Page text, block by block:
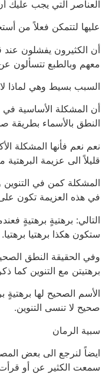
العناصر التي يجب عليك
عليها لتتمكن فعلاً من
أن الكثيرون يفشلون عند
معهم وبالطبع تتسألون
السبب بسيط وهي لماذا
أن المشكلة الأساسية
النطق بالأسماء بطريقة
نعم نعم فأنها المشكلة
قليلاً الى عزيمة البرهتية
المشكلة كمن في
في هذه العزيمة تكون على
التالي: برهتيةٍ برهتيةٍ
ستكون هكذا برهتيا برهتيا.
وفي الحقيقة النطق
برهتيتن مع التنوين كما
الأسم الصحيح لها برهتيةٍ
صحيح لا تنسى التنوين.
سبية الرمان
ايضاً لنرجع الى بعض
سمعت الكثير عن أو